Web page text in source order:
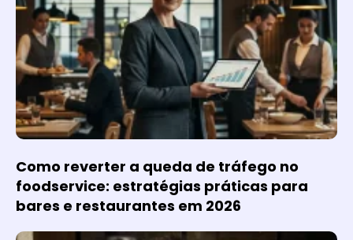
Como reverter a queda de tráfego no
foodservice: estratégias práticas para
bares e restaurantes em 2026